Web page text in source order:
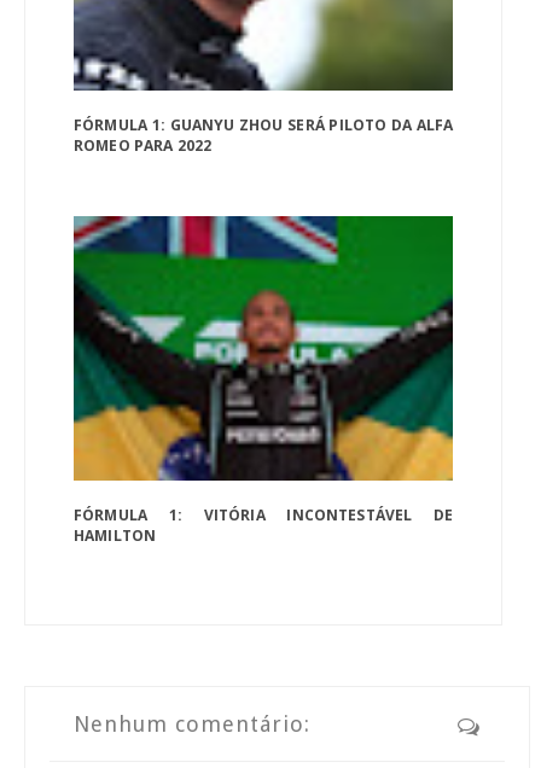
FÓRMULA 1: GUANYU ZHOU SERÁ PILOTO DA ALFA
ROMEO PARA 2022
FÓRMULA 1: VITÓRIA INCONTESTÁVEL DE
HAMILTON
Nenhum comentário: